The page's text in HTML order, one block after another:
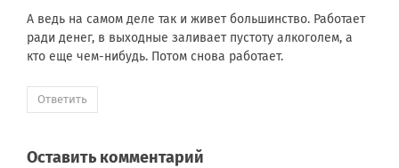
А ведь на самом деле так и живет большинство. Работает
ради денег, в выходные заливает пустоту алкоголем, а
кто еще чем-нибудь. Потом снова работает.
Ответить
Оставить комментарий